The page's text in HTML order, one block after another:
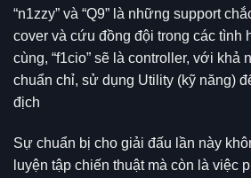
“n1zzy” và “Q9” là những support
cover và cứu đồng đội trong các tình
cùng, “f1cio” sẽ là controller, với khả
chuẩn chỉ, sử dụng Utility (kỹ năng)
địch
Sự chuẩn bị cho giải đấu lần này
luyện tập chiến thuật mà còn là việc